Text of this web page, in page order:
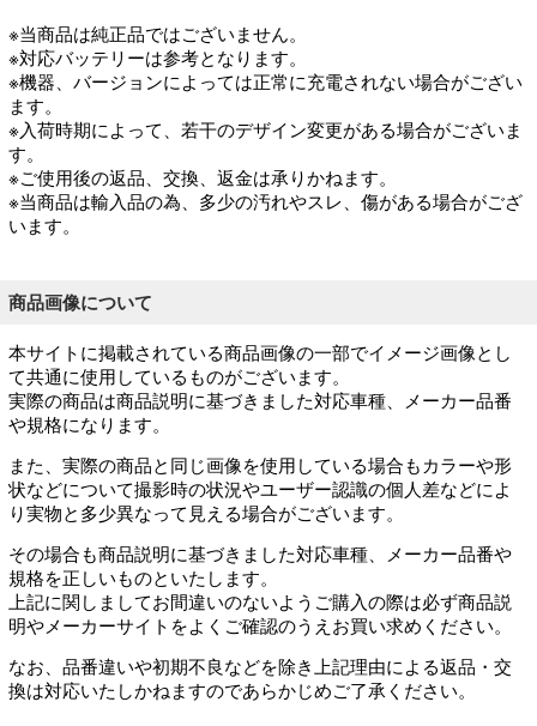
※当商品は純正品ではございません。
※対応バッテリーは参考となります。
※機器、バージョンによっては正常に充電されない場合がござい
ます。
※入荷時期によって、若干のデザイン変更がある場合がございま
す。
※ご使用後の返品、交換、返金は承りかねます。
※当商品は輸入品の為、多少の汚れやスレ、傷がある場合がござ
います。
商品画像について
本サイトに掲載されている商品画像の一部でイメージ画像とし
て共通に使用しているものがございます。
実際の商品は商品説明に基づきました対応車種、メーカー品番
や規格になります。
また、実際の商品と同じ画像を使用している場合もカラーや形
状などについて撮影時の状況やユーザー認識の個人差などによ
り実物と多少異なって見える場合がございます。
その場合も商品説明に基づきました対応車種、メーカー品番や
規格を正しいものといたします。
上記に関しましてお間違いのないようご購入の際は必ず商品説
明やメーカーサイトをよくご確認のうえお買い求めください。
なお、品番違いや初期不良などを除き上記理由による返品・交
換は対応いたしかねますのであらかじめご了承ください。